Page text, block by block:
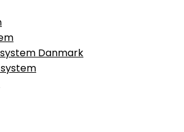
Danmark